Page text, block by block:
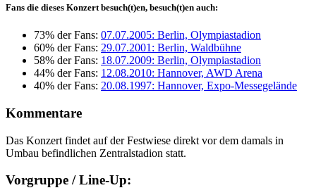
Fans die dieses Konzert besuch(t)en, besuch(t)en auch:
73% der Fans: 07.07.2005: Berlin, Olympiastadion
60% der Fans: 29.07.2001: Berlin, Waldbühne
58% der Fans: 18.07.2009: Berlin, Olympiastadion
44% der Fans: 12.08.2010: Hannover, AWD Arena
40% der Fans: 20.08.1997: Hannover, Expo-Messegelände
Kommentare
Das Konzert findet auf der Festwiese direkt vor dem damals in
Umbau befindlichen Zentralstadion statt.
Vorgruppe / Line-Up: